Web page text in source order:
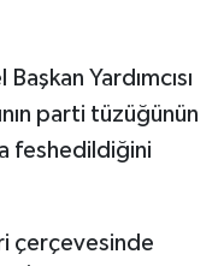
Yardımcısı
parti tüzüğünün
feshedildiğini
çerçevesinde